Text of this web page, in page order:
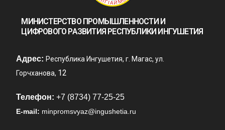
МИНИСТЕРСТВО ПРОМЫШЛЕННОСТИ И
ЦИФРОВОГО РАЗВИТИЯ РЕСПУБЛИКИ ИНГУШЕТИЯ
Адрес: Республика Ингушетия, г. Магас, ул.
Горчханова, 12
Телефон: +7 (8734) 77-25-25
E-mail: minpromsvyaz@ingushetia.ru